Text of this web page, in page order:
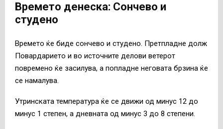
Времето денеска: Сончево и
студено
Времето ќе биде сончево и студено. Претпладне долж
Повардарието и во источните делови ветерот
повремено ќе засилува, а попладне неговата брзина ќе
се намалува.
Утринската температура ќе се движи од минус 12 до
минус 1 степен, а дневната од минус 3 до 8 степени.